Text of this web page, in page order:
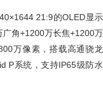
21:9的OLED显示
广角+1200万长焦+1200万
万像素，搭载高通骁龙
P系统，支持IP65级防水